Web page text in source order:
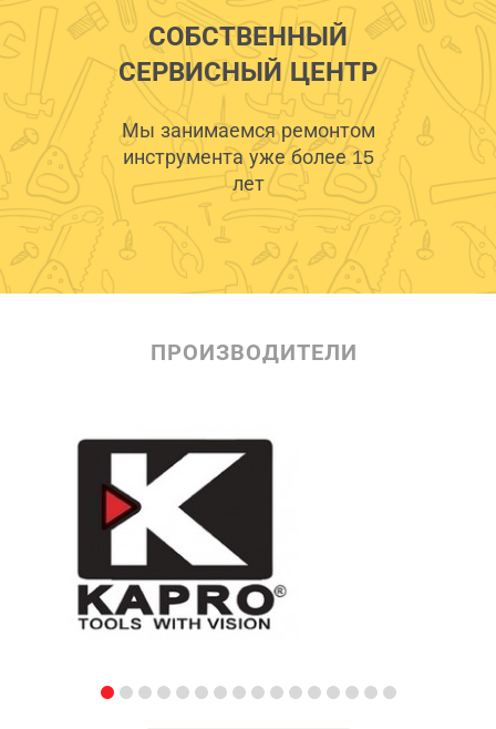
СОБСТВЕННЫЙ
СЕРВИСНЫЙ ЦЕНТР
Мы занимаемся ремонтом
инструмента уже более 15
лет
ПРОИЗВОДИТЕЛИ